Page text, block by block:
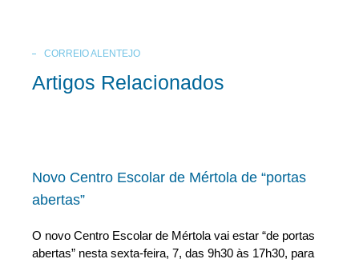
CORREIO ALENTEJO
Artigos Relacionados
Novo Centro Escolar de Mértola de “portas
abertas”
O novo Centro Escolar de Mértola vai estar “de portas
abertas” nesta sexta-feira, 7, das 9h30 às 17h30, para